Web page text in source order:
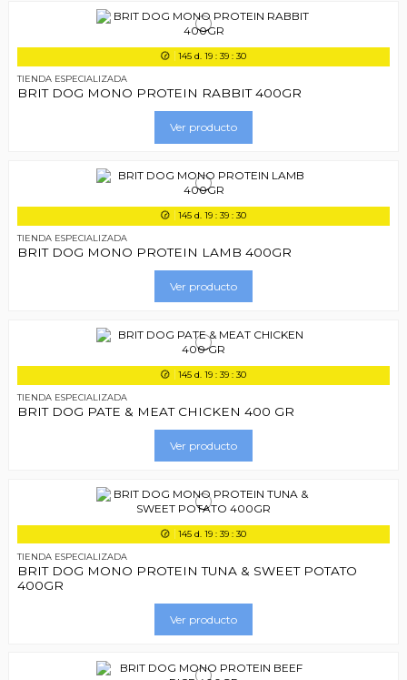
145 d. 19 :39 :29
TIENDA ESPECIALIZADA
BRIT DOG MONO PROTEIN RABBIT 400GR
Ver producto
145 d. 19 :39 :29
TIENDA ESPECIALIZADA
BRIT DOG MONO PROTEIN LAMB 400GR
Ver producto
145 d. 19 :39 :29
TIENDA ESPECIALIZADA
BRIT DOG PATE & MEAT CHICKEN 400 GR
Ver producto
145 d. 19 :39 :29
TIENDA ESPECIALIZADA
BRIT DOG MONO PROTEIN TUNA & SWEET POTATO
400GR
Ver producto